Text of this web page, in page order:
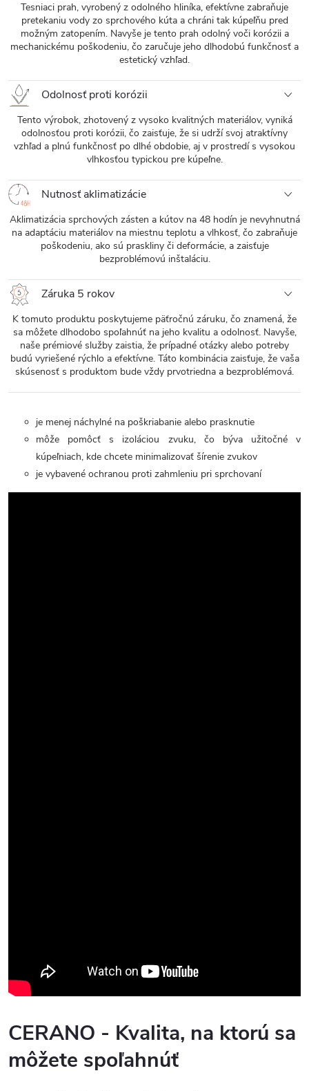
Tesniaci prah, vyrobený z odolného hliníka, efektívne zabraňuje
pretekaniu vody zo sprchového kúta a chráni tak kúpeľňu pred
možným zatopením. Navyše je tento prah odolný voči korózii a
mechanickému poškodeniu, čo zaručuje jeho dlhodobú funkčnosť a
estetický vzhľad.
Odolnosť proti korózii
Tento výrobok, zhotovený z vysoko kvalitných materiálov, vyniká
odolnosťou proti korózii, čo zaisťuje, že si udrží svoj atraktívny
vzhľad a plnú funkčnosť po dlhé obdobie, aj v prostredí s vysokou
vlhkosťou typickou pre kúpeľne.
Nutnosť aklimatizácie
Aklimatizácia sprchových zásten a kútov na 48 hodín je nevyhnutná
na adaptáciu materiálov na miestnu teplotu a vlhkosť, čo zabraňuje
poškodeniu, ako sú praskliny či deformácie, a zaisťuje
bezproblémovú inštaláciu.
Záruka 5 rokov
K tomuto produktu poskytujeme päťročnú záruku, čo znamená, že
sa môžete dlhodobo spoľahnúť na jeho kvalitu a odolnosť. Navyše,
naše prémiové služby zaistia, že prípadné otázky alebo potreby
budú vyriešené rýchlo a efektívne. Táto kombinácia zaisťuje, že vaša
skúsenosť s produktom bude vždy prvotriedna a bezproblémová.
je menej náchylné na poškriabanie alebo prasknutie
môže pomôcťs izoláciou zvuku, čo býva užitočné v
kúpeľniach, kde chcete minimalizovať šírenie zvukov
je vybavené ochranou proti zahmleniu pri sprchovaní
CERANO - Kvalita, na ktorú sa
môžete spoľahnúť